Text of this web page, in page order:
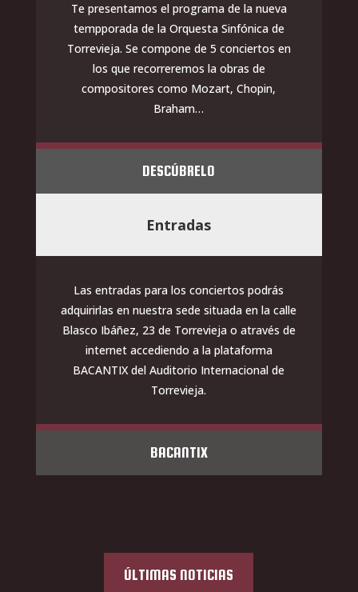
Te presentamos el programa de la nueva
tempporada de la Orquesta Sinfónica de
Torrevieja. Se compone de 5 conciertos en
los que recorreremos la obras de
compositores como Mozart, Chopin,
Braham…
DESCÚBRELO
Entradas
Las entradas para los conciertos podrás
adquirirlas en nuestra sede situada en la calle
Blasco Ibáñez, 23 de Torrevieja o através de
internet accediendo a la plataforma
BACANTIX del Auditorio Internacional de
Torrevieja.
BACANTIX
ÚLTIMAS NOTICIAS